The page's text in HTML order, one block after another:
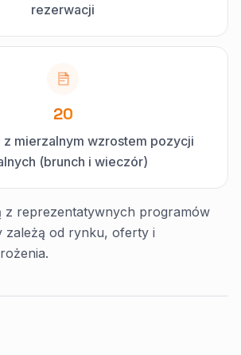
rezerwacji
20
z mierzalnym wzrostem pozycji
(brunch i wieczór)
z reprezentatywnych programów
zależą od rynku, oferty i